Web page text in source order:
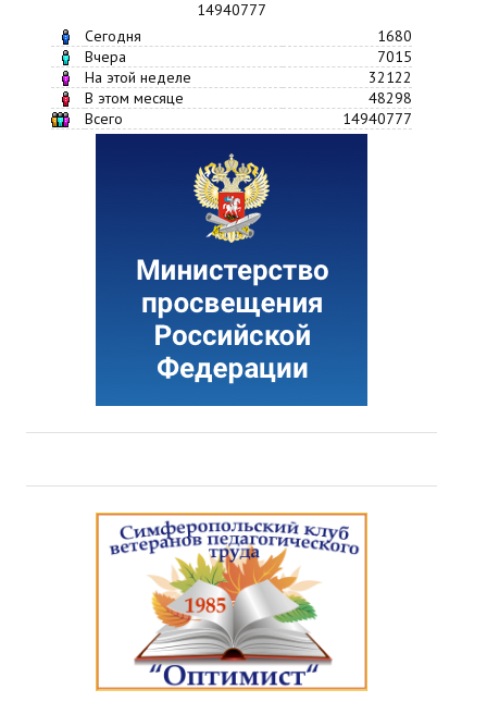
14940777
Сегодня
1680
Вчера
7015
На этой неделе
32122
В этом месяце
48298
Всего
14940777